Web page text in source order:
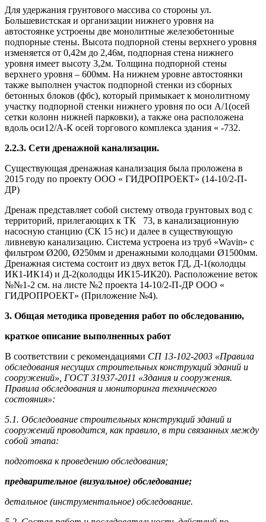
Для удержания грунтового массива со стороны ул.
Большевистская и организации нижнего уровня на
автостоянке устроены две монолитные железобетонные
подпорные стены. Высота подпорной стены верхнего уровня
изменяется от 0,42м до 2,46м, подпорная стена нижнего
уровня имеет высоту 3,2м. Толщина подпорной стены
верхнего уровня – 600мм. На нижнем уровне автостоянки
также выполнен участок подпорной стенки из сборных
бетонных блоков (фбс), который примыкает к монолитному
участку подпорной стенки нижнего уровня по оси А/1(осей
сетки колонн нижней парковки), а также она расположена
вдоль оси12/А-К осей торгового комплекса здания « -732.
2.2.3. Сети дренажной канализации.
Существующая дренажная канализация была проложена в
2015 году по проекту ООО « ГИДРОПРОЕКТ» (14-10/2-П-
ДР)
Дренаж представляет собой систему отвода грунтовых вод с
территорий, прилегающих к ТК 73, в канализационную
насосную станцию (СК 15 нс) и далее в существующую
ливневую канализацию. Система устроена из труб «Wavin» с
фильтром Ø200, Ø250мм и дренажными колодцами Ø1500мм.
Дренажная система состоит из двух веток ГД, Д-1(колодцы
ИК1-ИК14) и Д-2(колодцы ИК15-ИК20). Расположение веток
№№1-2 см. на листе №2 проекта 14-10/2-П-ДР ООО «
ГИДРОПРОЕКТ» (Приложение №4).
3. Общая методика проведения работ по обследованию,
краткое описание выполненных работ
В соответствии с рекомендациями СП 13-102-2003 «Правила
обследования несущих строительных конструкций зданий и
сооружений», ГОСТ 31937-2011 «Здания и сооружения.
Правила обследования и мониторинга технического
состояния»:
5.1. Обследование строительных конструкций зданий и
сооружений проводится, как правило, в три связанных между
собой этапа:
подготовка к проведению обследования;
предварительное (визуальное) обследование;
детальное (инструментальное) обследование.